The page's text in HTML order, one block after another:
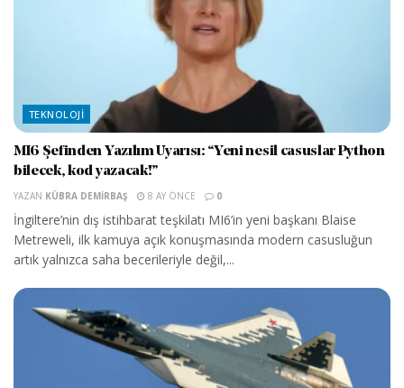
TEKNOLOJI
MI6 Şefinden Yazılım Uyarısı: “Yeni nesil casuslar Python
bilecek, kod yazacak!”
YAZAN KÜBRA DEMIRBAŞ 8 AY ÖNCE 0
İngiltere’nin dış istihbarat teşkilatı MI6’in yeni başkanı Blaise
Metreweli, ilk kamuya açık konuşmasında modern casusluğun
artık yalnızca saha becerileriyle değil,...